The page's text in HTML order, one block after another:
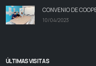
CONVENIO DE
10/04/2023
ÚLTIMAS VISITAS